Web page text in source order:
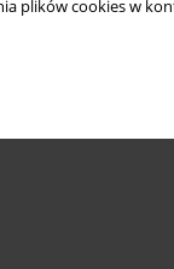
plików cookies w